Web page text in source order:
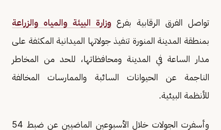
تواصل الفرق الرقابية بفرع وزارة البيئة والمياه والزراعة
بمنطقة المدينة المنورة تنفيذ جولاتها الميدانية المكثفة على
مدار الساعة في المدينة ومحافظاتها، للحد من المخاطر
الناجمة عن الحيوانات السائبة والممارسات المخالفة
للأنظمة البيئية.
وأسفرت الجولات خلال الأسبوعين الماضيين عن ضبط 54